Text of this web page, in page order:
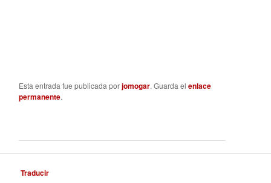
Esta entrada fue publicada porjomogar. Guarda el enlace
permanente.
Traducir